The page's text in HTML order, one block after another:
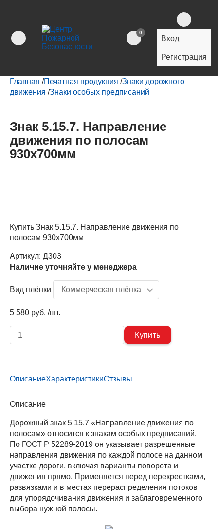
0
Вход
Регистрация
Главная /Печатная продукция /Знаки дорожного
движения /Знаки особых предписаний
Знак 5.15.7. Направление
движения по полосам
930х700мм
Купить Знак 5.15.7. Направление движения по
полосам 930х700мм
Артикул: Д303
Наличие уточняйте у менеджера
Вид плёнки
5 580 руб. /шт.
ОписаниеХарактеристикиОтзывы
Описание
Дорожный знак 5.15.7 «Направление движения по
полосам» относится к знакам особых предписаний.
По ГОСТ Р 52289-2019 он указывает разрешенные
направления движения по каждой полосе на данном
участке дороги, включая варианты поворота и
движения прямо. Применяется перед перекрестками,
развязками и в местах перераспределения потоков
для упорядочивания движения и заблаговременного
выбора нужной полосы.